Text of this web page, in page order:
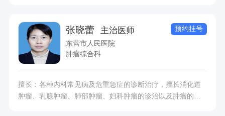
张晓蕾 主治医师
东营市人民医院
肿瘤综合科
预约挂号
擅长：各种内科常见病及危重急症的诊断治疗，擅长消化道
肿瘤、乳腺肿瘤、肺部肿瘤、妇科肿瘤的诊治以及肿瘤的营